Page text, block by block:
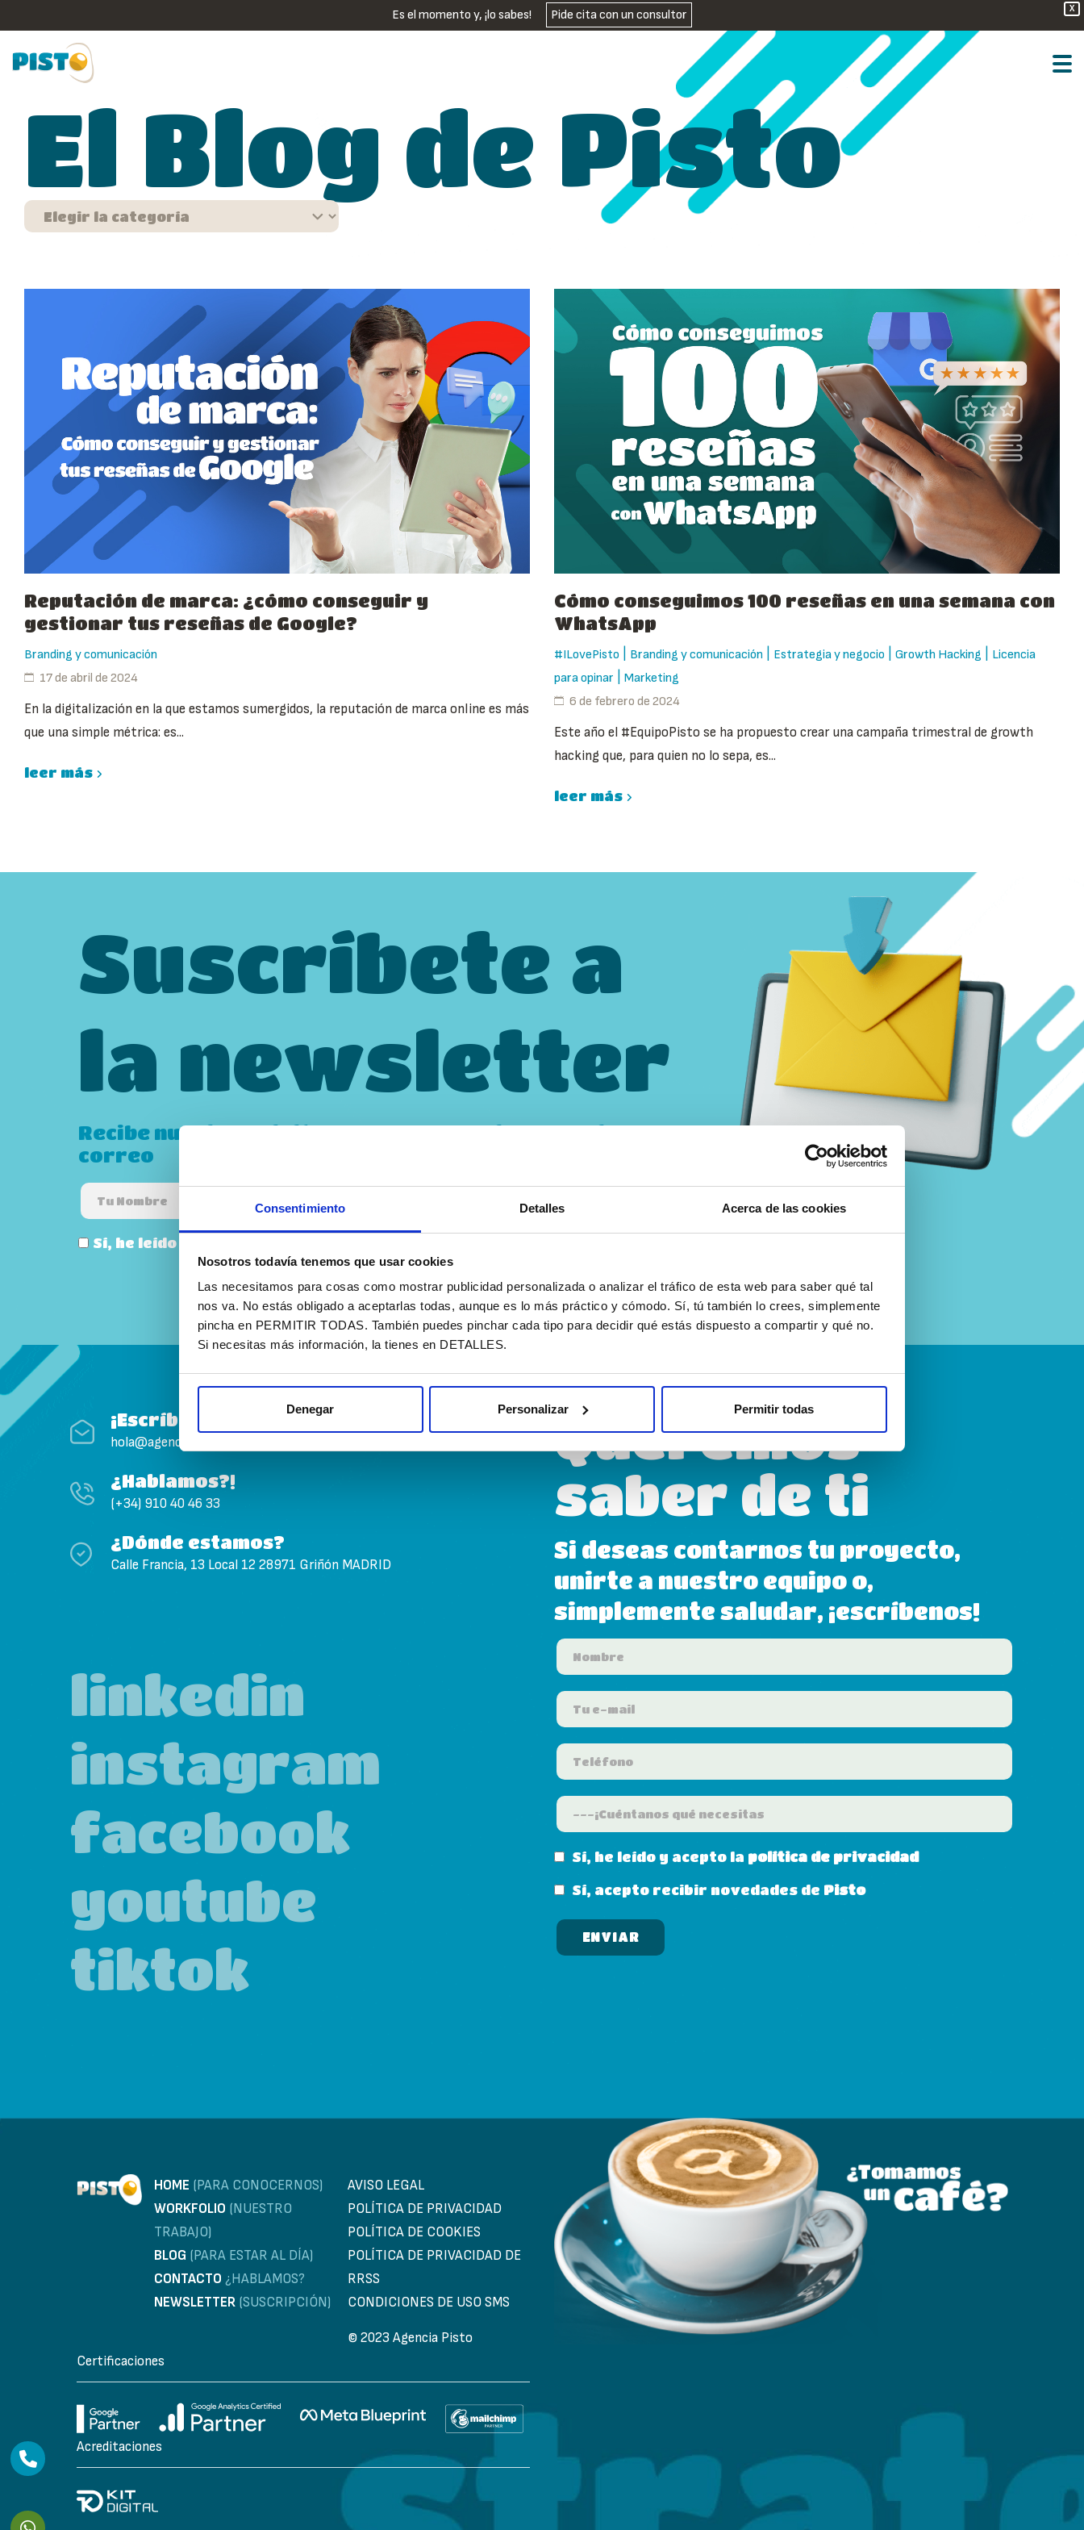
X
Es el momento y, ¡lo sabes! Pide cita con un consultor
Consentimiento Detalles Acerca de las cookies
Nosotros todavía tenemos que usar cookies
Las necesitamos para cosas como mostrar publicidad personalizada o analizar el tráfico de esta web para saber qué tal
nos va. No estás obligado a aceptarlas todas, aunque es lo más práctico y cómodo. Sí, tú también lo crees, simplemente
pincha en PERMITIR TODAS. También puedes pinchar cada tipo para decidir qué estás dispuesto a compartir y qué no.
Si necesitas más información, la tienes en DETALLES.
Denegar Personalizar Permitir todas
El Blog de Pisto
Reputación de marca: ¿cómo conseguir y
gestionar tus reseñas de Google?
Branding y comunicación
17 de abril de 2024
En la digitalización en la que estamos sumergidos, la reputación de marca online es más
que una simple métrica: es...
leer más
Cómo conseguimos 100 reseñas en una semana con
WhatsApp
#ILovePisto Branding y comunicación Estrategia y negocio Growth Hacking
Licencia
para opinar
Marketing
6 de febrero de 2024
Este año el #EquipoPisto se ha propuesto crear una campaña trimestral de growth
hacking que, para quien no lo sepa, es...
leer más
Suscríbete a
la newsletter
Recibe nuestro boletín PISTO TODAY cada mes en tu
correo
Sí, he leído y acepto la
¡Escríbenos!
hola@agenciapisto.com
¿Hablamos?!
(+34) 910 40 46 33
¿Dónde estamos?
Calle Francia, 13 Local 12 28971 Griñón MADRID
linkedin
instagram
facebook
youtube
tiktok
Queremos
saber de ti
Si deseas contarnos tu proyecto,
unirte a nuestro equipo o,
simplemente saludar, ¡escríbenos!
Sí, he leído y acepto la política de privacidad
Sí, acepto recibir novedades de Pisto
HOME (PARA CONOCERNOS)
WORKFOLIO (NUESTRO
TRABAJO)
BLOG (PARA ESTAR AL DÍA)
CONTACTO ¿HABLAMOS?
NEWSLETTER (SUSCRIPCIÓN)
AVISO LEGAL
POLÍTICA DE PRIVACIDAD
POLÍTICA DE COOKIES
POLÍTICA DE PRIVACIDAD DE
RRSS
CONDICIONES DE USO SMS
© 2023 Agencia Pisto
Certificaciones
Acreditaciones